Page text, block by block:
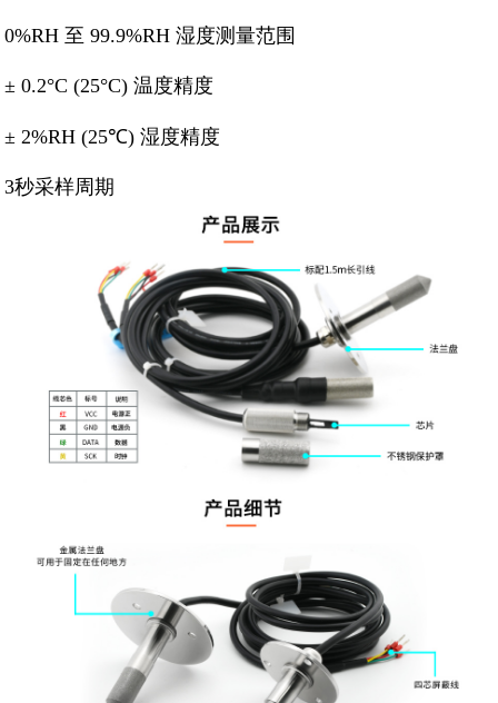
0%RH 至 99.9%RH 湿度测量范围
± 0.2°C (25°C) 温度精度
± 2%RH (25℃) 湿度精度
3秒采样周期